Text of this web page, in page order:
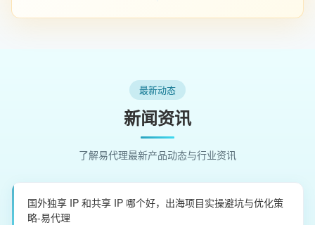
最新动态
新闻资讯
了解易代理最新产品动态与行业资讯
国外独享 IP 和共享 IP 哪个好，出海项目实操避坑与优化策
略-易代理